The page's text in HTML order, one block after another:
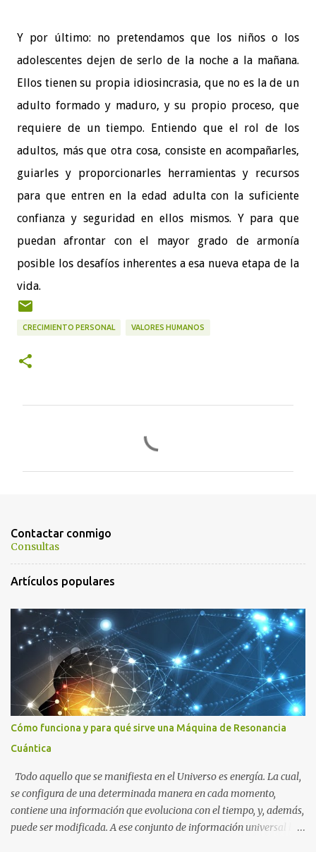
Y por último: no pretendamos que los niños o los
adolescentes dejen de serlo de la noche a la mañana.
Ellos tienen su propia idiosincrasia, que no es la de un
adulto formado y maduro, y su propio proceso, que
requiere de un tiempo. Entiendo que el rol de los
adultos, más que otra cosa, consiste en acompañarles,
guiarles y proporcionarles herramientas y recursos
para que entren en la edad adulta con la suficiente
confianza y seguridad en ellos mismos. Y para que
puedan afrontar con el mayor grado de armonía
posible los desafíos inherentes a esa nueva etapa de la
vida.
CRECIMIENTO PERSONAL VALORES HUMANOS
a
r
i
o
s
Contactar conmigo
Consultas
Artículos populares
Cómo funciona y para qué sirve una Máquina de Resonancia
Cuántica
Todo aquello que se manifiesta en el Universo es energía. La cual,
se configura de una determinada manera en cada momento,
contiene una información que evoluciona con el tiempo, y, además,
puede ser modificada. A ese conjunto de información universal lo